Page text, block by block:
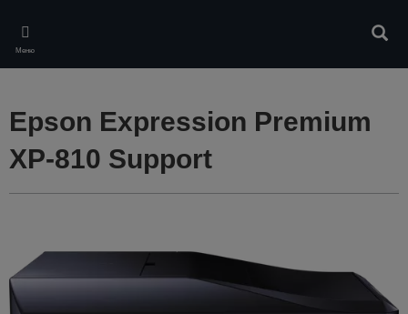
main
content
Меню
Epson Expression Premium
XP-810 Support